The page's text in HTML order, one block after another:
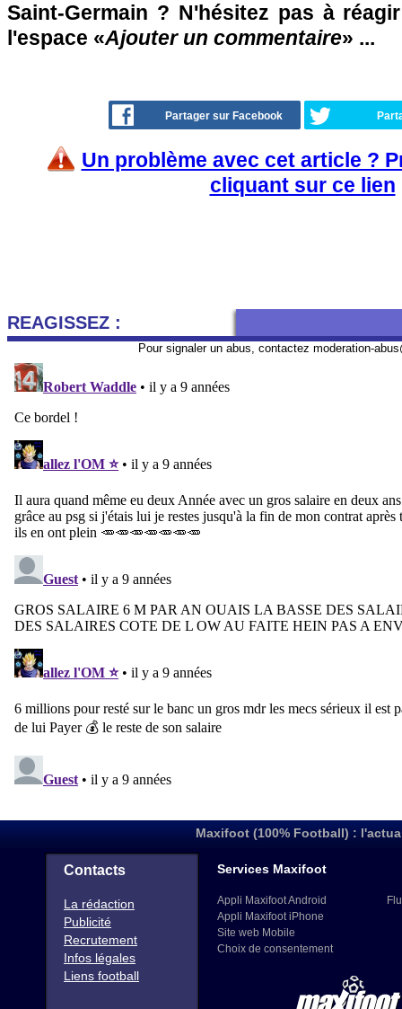
Saint-Germain ? N'hésitez pas à
l'espace «Ajouter un commentaire» ...
Partager sur Facebook
Un problème avec cet article ?
cliquant sur ce lien
REAGISSEZ :
Pour signaler un abus, contactez moderation-
Maxifoot (100% Football) :
Contacts
La rédaction
Publicité
Recrutement
Infos légales
Liens football
Services Maxifoot
Appli Maxifoot Android
Appli Maxifoot iPhone
Site web Mobile
Choix de consentement